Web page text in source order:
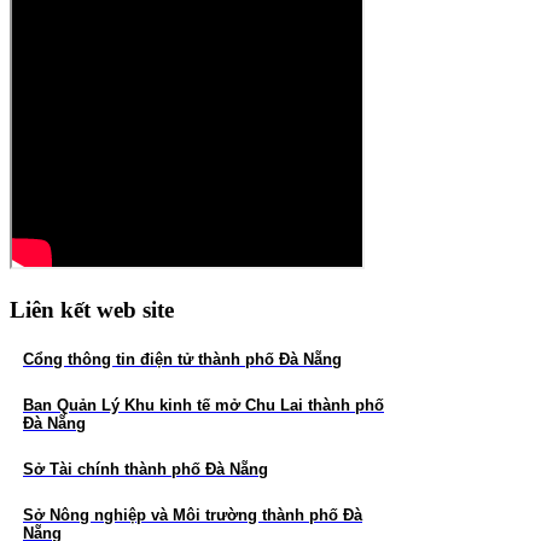
Liên kết web site
Cổng thông tin điện tử thành phố Đà Nẵng
Ban Quản Lý Khu kinh tế mở Chu Lai thành phố
Đà Nẵng
Sở Tài chính thành phố Đà Nẵng
Sở Nông nghiệp và Môi trường thành phố Đà
Nẵng